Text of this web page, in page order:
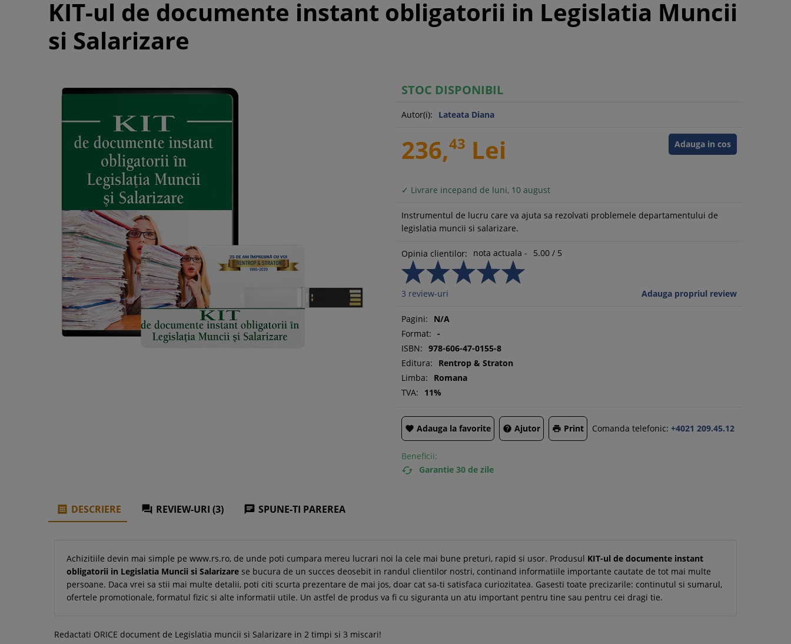
KIT-ul de documente instant obligatorii in Legislatia Muncii
si Salarizare
STOC DISPONIBIL
Autor(i): Lateata Diana
Adauga in cos
236,43 Lei
✓ Livrare incepand de luni, 10 august
Instrumentul de lucru care va ajuta sa rezolvati problemele departamentului de
legislatia muncii si salarizare.
Opinia clientilor: nota actuala - 5.00 / 5
3 review-uri Adauga propriul review
Pagini:
N/A
Format: -
ISBN: 978-606-47-0155-8
Editura:
Rentrop & Straton
Limba:
Romana
TVA:
11%
 Adauga la favorite  Ajutor  Print Comanda telefonic: +4021 209.45.12
Beneficii:
 Garantie 30 de zile
 DESCRIERE  REVIEW-URI (3)  SPUNE-TI PAREREA
Achizitiile devin mai simple pe www.rs.ro, de unde poti cumpara mereu lucrari noi la cele mai bune preturi, rapid si usor. Produsul KIT-ul de documente instant
obligatorii in Legislatia Muncii si Salarizare se bucura de un succes deosebit in randul clientilor nostri, continand informatiile importante cautate de tot mai multe
persoane. Daca vrei sa stii mai multe detalii, poti citi scurta prezentare de mai jos, doar cat sa-ti satisfaca curiozitatea. Gasesti toate precizarile: continutul si sumarul,
ofertele promotionale, formatul fizic si alte informatii utile. Un astfel de produs va fi cu siguranta un atu important pentru tine sau pentru cei dragi tie.
Redactati ORICE document de Legislatia muncii si Salarizare in 2 timpi si 3 miscari!